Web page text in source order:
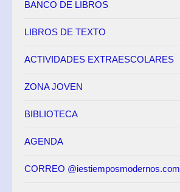
BANCO DE LIBROS
LIBROS DE TEXTO
ACTIVIDADES EXTRAESCOLARES
ZONA JOVEN
BIBLIOTECA
AGENDA
CORREO @iestiemposmodernos.com